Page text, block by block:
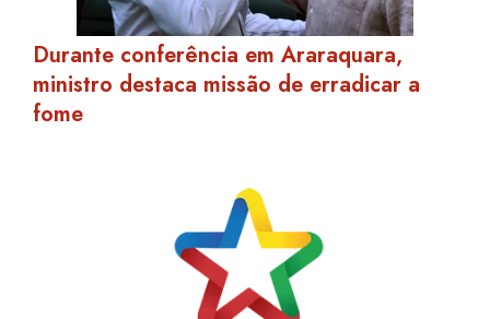
Durante conferência em Araraquara,
ministro destaca missão de erradicar a
fome